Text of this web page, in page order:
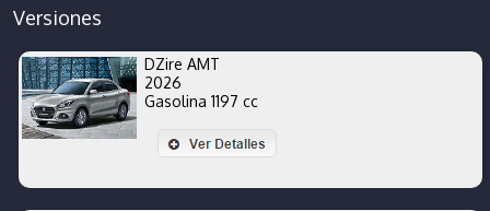
Versiones
DZire AMT
2026
Gasolina 1197 cc